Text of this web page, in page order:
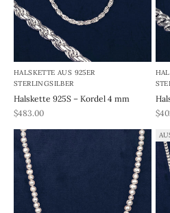
HALSKETTE AUS 925ER
STERLINGSILBER
Halskette 925S – Kordel 4 mm
REA-pris
$483.00